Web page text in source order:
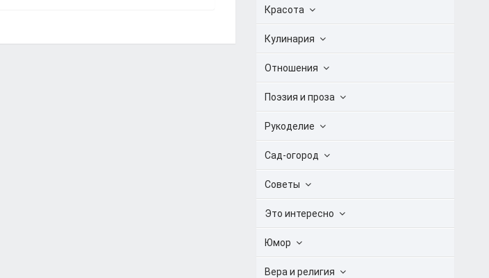
Красота
Кулинария
Отношения
Поэзия и проза
Рукоделие
Сад-огород
Советы
Это интересно
Юмор
Вера и религия